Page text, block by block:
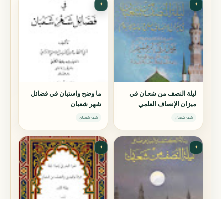
✦
ليلة النصف من شعبان في
ميزان الإنصاف العلمي
وسماحة الإسلام
شهر شعبان
✦
ما وضح واستبان في فضائل
شهر شعبان
شهر شعبان
✦
✦